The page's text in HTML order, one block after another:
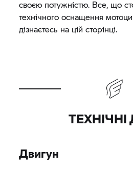
своєю потужністю. Все, що
технічного оснащення
дізнаєтесь на цій сторінці.
ТЕХНІЧНІ
Двигун